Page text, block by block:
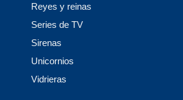
Reyes y reinas
Series de TV
Sirenas
Unicornios
Vidrieras